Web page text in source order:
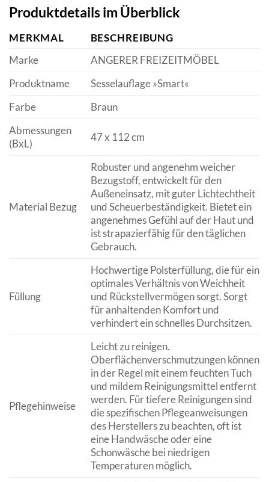
Produktdetails im Überblick
MERKMAL
BESCHREIBUNG
Marke
ANGERER FREIZEITMÖBEL
Produktname
Sesselauflage »Smart«
Farbe
Braun
Abmessungen
(BxL)
47 x 112 cm
Material Bezug
Robuster und angenehm weicher
Bezugstoff, entwickelt für den
Außeneinsatz, mit guter Lichtechtheit
und Scheuerbeständigkeit. Bietet ein
angenehmes Gefühl auf der Haut und
ist strapazierfähig für den täglichen
Gebrauch.
Füllung
Hochwertige Polsterfüllung, die für ein
optimales Verhältnis von Weichheit
und Rückstellvermögen sorgt. Sorgt
für anhaltenden Komfort und
verhindert ein schnelles Durchsitzen.
Pflegehinweise
Leicht zu reinigen.
Oberflächenverschmutzungen können
in der Regel mit einem feuchten Tuch
und mildem Reinigungsmittel entfernt
werden. Für tiefere Reinigungen sind
die spezifischen Pflegeanweisungen
des Herstellers zu beachten, oft ist
eine Handwäsche oder eine
Schonwäsche bei niedrigen
Temperaturen möglich.